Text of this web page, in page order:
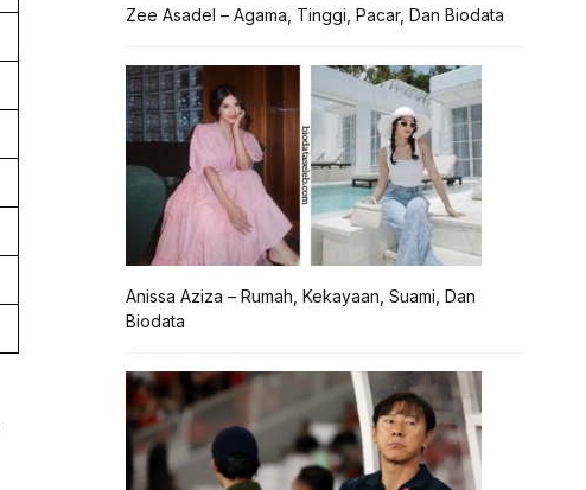
Zee Asadel – Agama, Tinggi, Pacar, Dan Biodata
Anissa Aziza – Rumah, Kekayaan, Suami, Dan
Biodata